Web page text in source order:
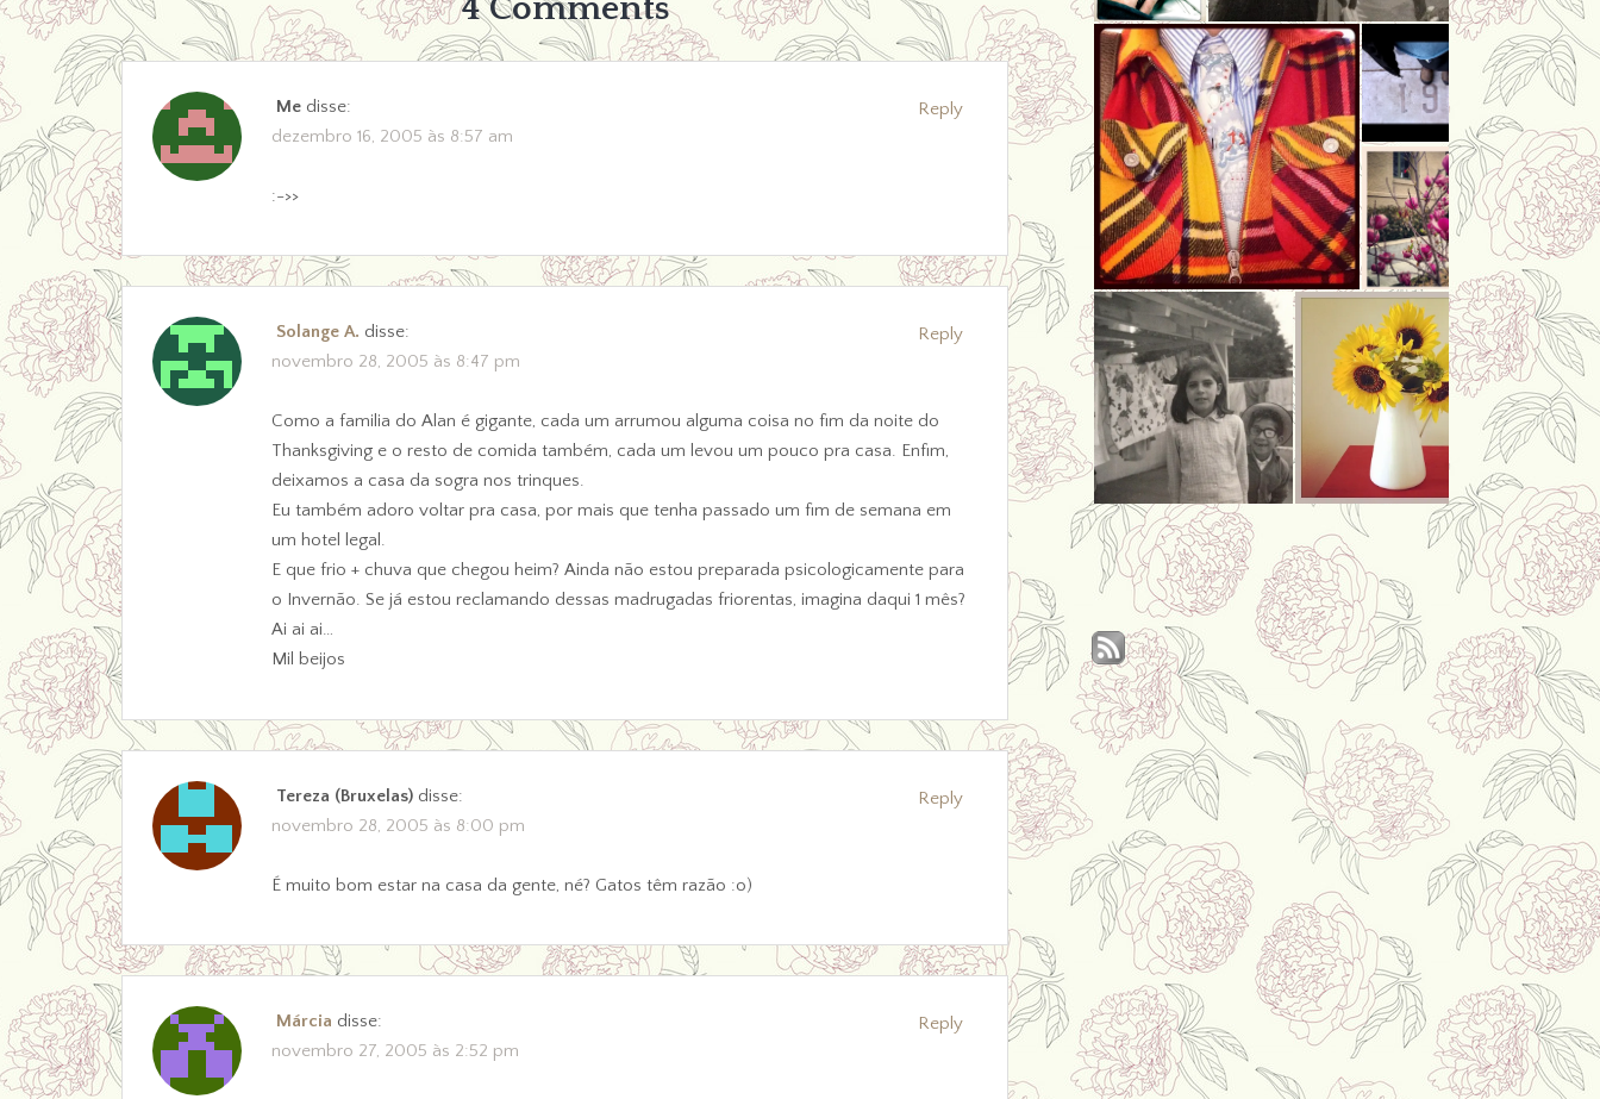
4 Comments
Me disse:
dezembro 16, 2005 às 8:57 am
:->>
Reply
Solange A. disse:
novembro 28, 2005 às 8:47 pm
Como a familia do Alan é gigante, cada um arrumou alguma coisa no fim da noite do
Thanksgiving e o resto de comida também, cada um levou um pouco pra casa. Enfim,
deixamos a casa da sogra nos trinques.
Eu também adoro voltar pra casa, por mais que tenha passado um fim de semana em
um hotel legal.
E que frio + chuva que chegou heim? Ainda não estou preparada psicologicamente para
o Invernão. Se já estou reclamando dessas madrugadas friorentas, imagina daqui 1 mês?
Ai ai ai…
Mil beijos
Reply
Tereza (Bruxelas) disse:
novembro 28, 2005 às 8:00 pm
É muito bom estar na casa da gente, né? Gatos têm razão :o)
Reply
Márcia disse:
novembro 27, 2005 às 2:52 pm
Reply